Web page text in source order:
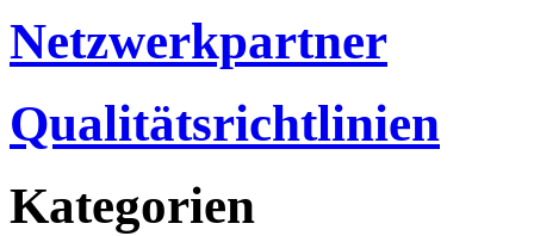
Netzwerkpartner
Qualitätsrichtlinien
Kategorien